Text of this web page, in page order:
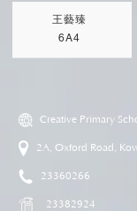
王藝臻
6A4
Creative Primary
2A, Oxford Road,
23360266
23382924